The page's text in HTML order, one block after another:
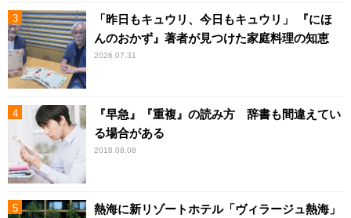
「昨日もキュウリ、今日もキュウリ」 『にほ
んのおかず』著者が見つけた家庭料理の知恵
2026.07.31
『早急』『重複』の読み方 辞書も間違えてい
る場合がある
2018.08.08
熱海に新リゾートホテル「ヴィラージュ熱海」